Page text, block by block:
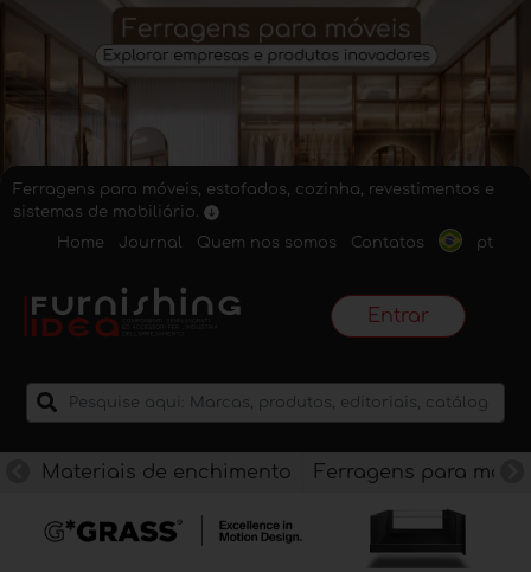
Ferragens para móveis, estofados, cozinha, revestimentos e
sistemas de mobiliário.
Home
Journal Quem nos somos Contatos pt
Entrar
Materiais de enchimento Ferragens para